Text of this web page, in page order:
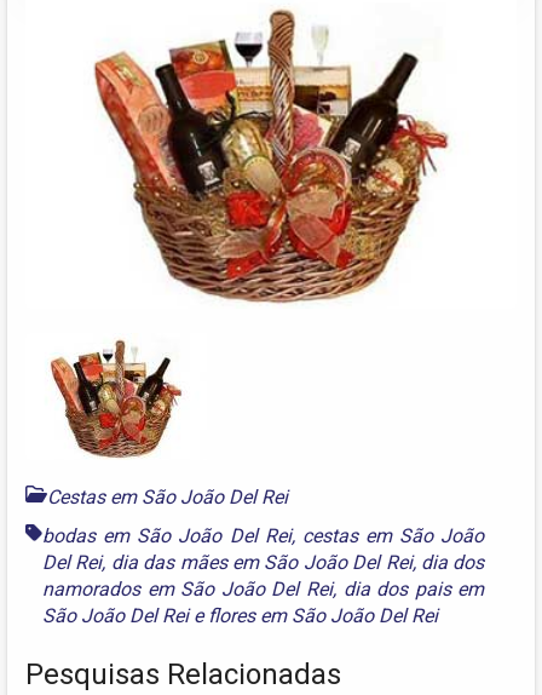
Cestas em São João Del Rei
bodas em São João Del Rei, cestas em São João
Del Rei, dia das mães em São João Del Rei, dia dos
namorados em São João Del Rei, dia dos pais em
São João Del Reie flores em São João Del Rei
Pesquisas Relacionadas